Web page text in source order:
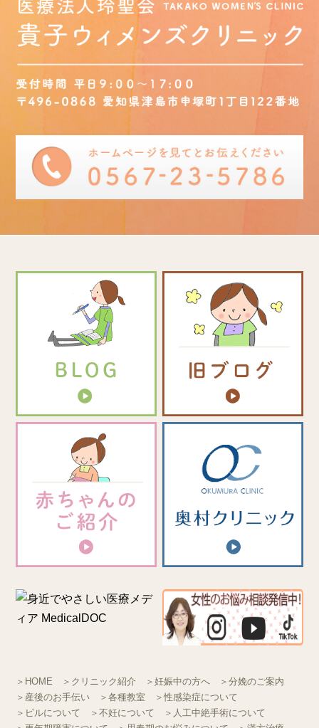
＞HOME ＞クリニック紹介 ＞妊娠中の方へ
＞分娩のご案内
＞産後のお手伝い
＞各種教室
＞性感染症について
＞ピルについて
＞不妊について
＞人工中絶手術について